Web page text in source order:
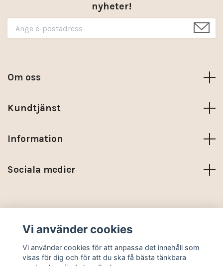
nyheter!
Om oss
Kundtjänst
Information
Sociala medier
Vi använder cookies
Vi använder cookies för att anpassa det innehåll som
visas för dig och för att du ska få bästa tänkbara